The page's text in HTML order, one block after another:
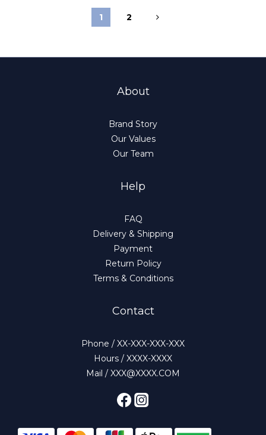
1 2
About
Brand Story
Our Values
Our Team
Help
FAQ
Delivery & Shipping
Payment
Return Policy
Terms & Conditions
Contact
Phone / XX-XXX-XXX-XXX
Hours / XXXX-XXXX
Mail / XXX@XXXX.COM